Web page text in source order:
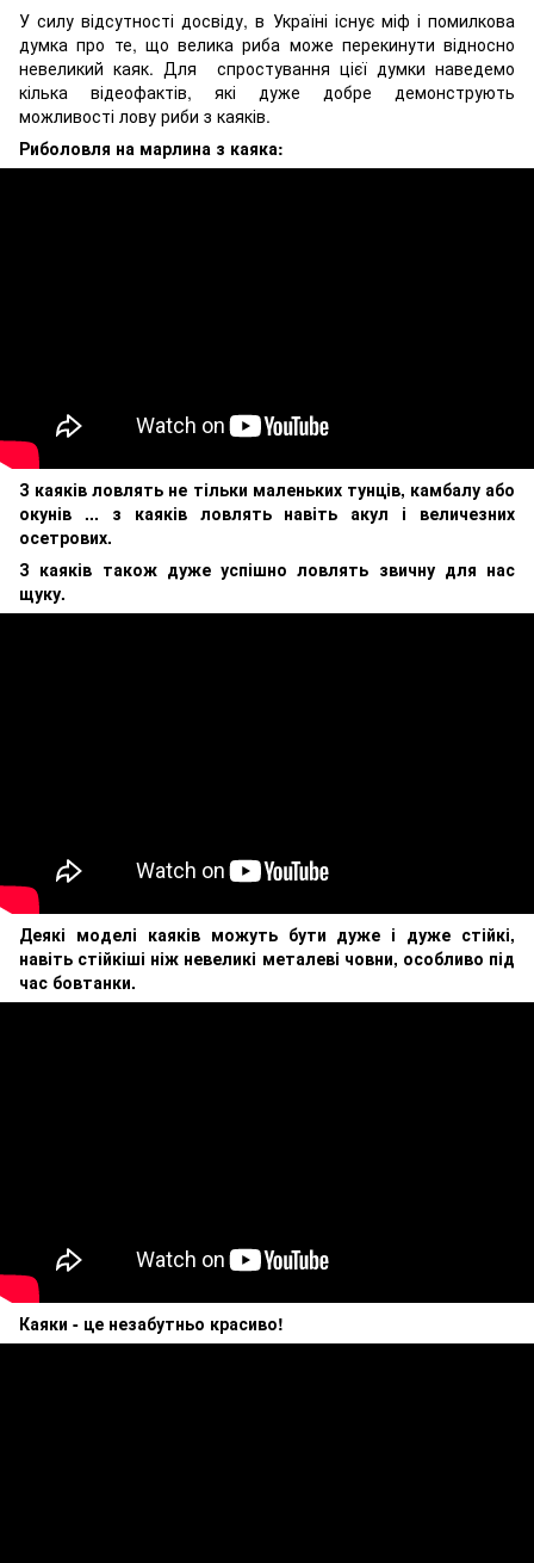
У силу відсутності досвіду, в Україні існує міф і помилкова
думка про те, що велика риба може перекинути відносно
невеликий каяк. Для спростування цієї думки наведемо
кілька відеофактів, які дуже добре демонструють
можливості лову риби з каяків.
Риболовля на марлина з каяка:
З каяків ловлять не тільки маленьких тунців, камбалу або
окунів ... з каяків ловлять навіть акул і величезних
осетрових.
З каяків також дуже успішно ловлять звичну для нас
щуку.
Деякі моделі каяків можуть бути дуже і дуже стійкі,
навіть стійкіші ніж невеликі металеві човни, особливо під
час бовтанки.
Каяки - це незабутньо красиво!